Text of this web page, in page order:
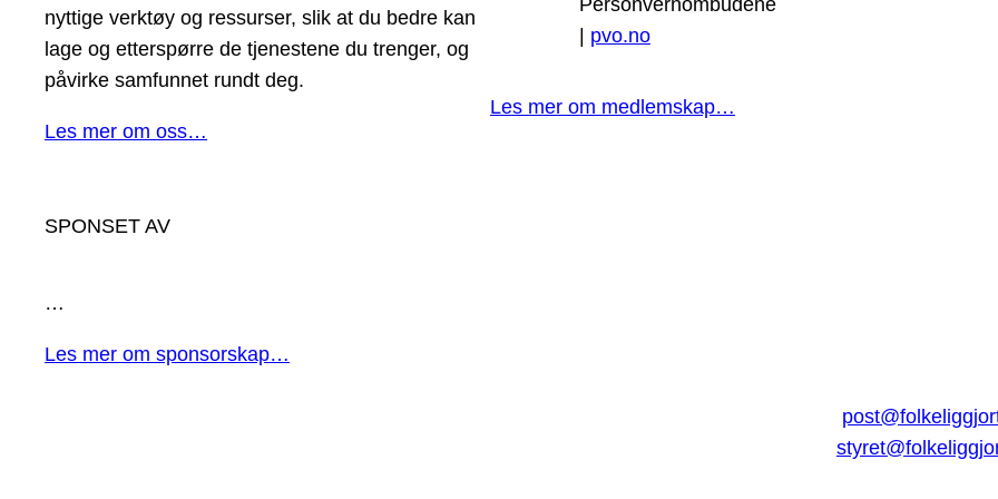
nyttige verktøy og ressurser, slik at du bedre kan
lage og etterspørre de tjenestene du trenger, og
påvirke samfunnet rundt deg.
Les mer om oss…
| pvo.no
Les mer om medlemskap…
SPONSET AV
…
Les mer om sponsorskap…